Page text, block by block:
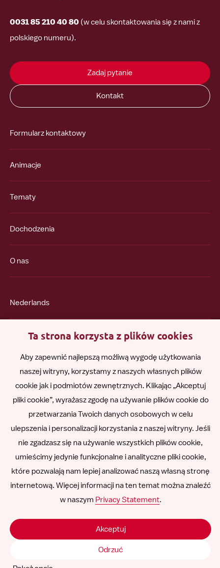
0031 85 210 40 80 (w celu skontaktowania się z nami z
polskiego numeru).
Zadaj pytanie
Kontakt
Formularz kontaktowy
Animacje
Tematy
Dochodzenia
O nas
Nederlands
English
Español
Other languages
YouTube
us
Vimeo
Odpowiedzialność
SNCU ©2026
Ta strona korzysta z plików cookies
Aby zapewnić najlepszą możliwą wygodę użytkowania
naszej witryny, korzystamy z naszych własnych plików
cookie jak i podmiotów zewnętrznych. Klikając „Akceptuj
pliki cookie”, wyrażasz zgodę na używanie plików cookie do
przetwarzania Twoich danych osobowych w celu
ulepszenia i personalizacji korzystania z naszej witryny. Jeśli
nie zgadzasz się na używanie wszystkich plików cookie,
umieścimy jedynie funkcjonalne i analityczne pliki cookie,
które pozwalają nam lepiej analizować naszą własną stronę
internetową. Więcej informacji na ten temat można znaleźć
w naszym Privacy Statement.
Akceptuj
Odrzuć